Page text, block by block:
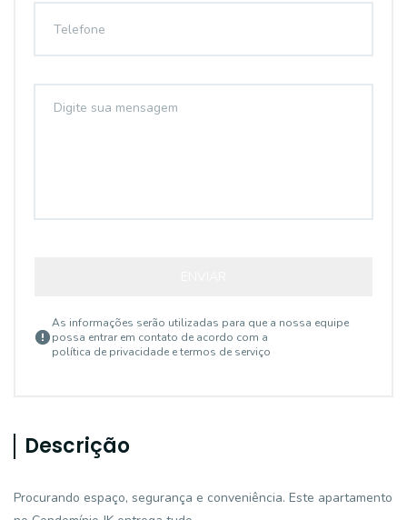
As informações serão utilizadas para que a nossa equipe
possa entrar em contato de acordo com a
política de privacidade e termos de serviço
Descrição
Procurando espaço, segurança e conveniência. Este apartamento